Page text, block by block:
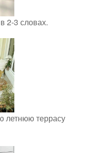
2-3 словах.
летнюю террасу